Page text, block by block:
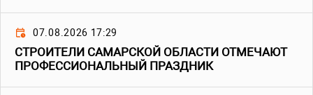
07.08.2026 17:29
СТРОИТЕЛИ САМАРСКОЙ ОБЛАСТИ ОТМЕЧАЮТ
ПРОФЕССИОНАЛЬНЫЙ ПРАЗДНИК